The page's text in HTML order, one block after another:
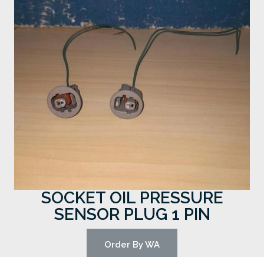
SOCKET OIL PRESSURE
SENSOR PLUG 1 PIN
Order By WA